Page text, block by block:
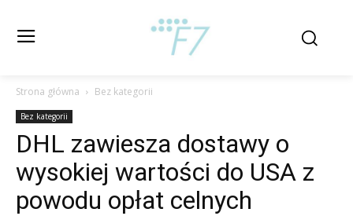
Strona główna Bez kategorii
Bez kategorii
DHL zawiesza dostawy o
wysokiej wartości do USA z
powodu opłat celnych